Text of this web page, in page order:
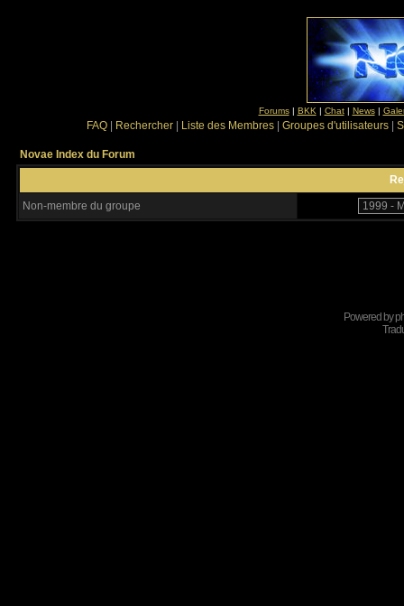
Forums| BKK | Chat| News|
FAQ Rechercher Liste des Membres Groupes d'utilisateurs
Novae Index du Forum
Non-membre du groupe
Powered by